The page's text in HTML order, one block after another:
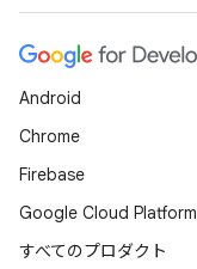
Android
Chrome
Firebase
Google Cloud Platform
すべてのプロダクト